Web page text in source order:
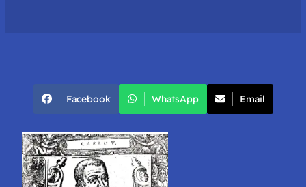
Facebook WhatsApp Email